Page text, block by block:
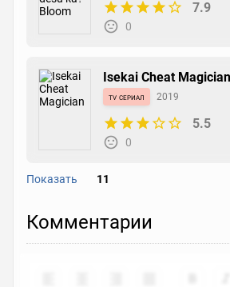
7.9
0
Isekai Cheat Magician
tv сериал 2019
5.5
0
Показать 11
to Bin no Naka no
tv сериал
Комментарии